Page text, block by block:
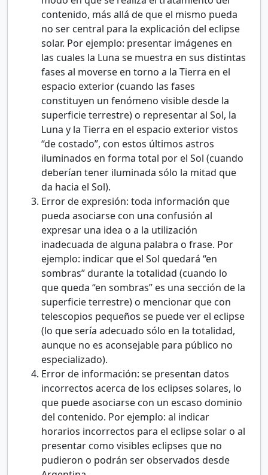
contenido, más allá de que el mismo pueda
no ser central para la explicación del eclipse
solar. Por ejemplo: presentar imágenes en
las cuales la Luna se muestra en sus distintas
fases al moverse en torno a la Tierra en el
espacio exterior (cuando las fases
constituyen un fenómeno visible desde la
superficie terrestre) o representar al Sol, la
Luna y la Tierra en el espacio exterior vistos
“de costado”, con estos últimos astros
iluminados en forma total por el Sol (cuando
deberían tener iluminada sólo la mitad que
da hacia el Sol).
Error de expresión: toda información que
pueda asociarse con una confusión al
expresar una idea o a la utilización
inadecuada de alguna palabra o frase. Por
ejemplo: indicar que el Sol quedará “en
sombras” durante la totalidad (cuando lo
que queda “en sombras” es una sección de la
superficie terrestre) o mencionar que con
telescopios pequeños se puede ver el eclipse
(lo que sería adecuado sólo en la totalidad,
aunque no es aconsejable para público no
especializado).
Error de información: se presentan datos
incorrectos acerca de los eclipses solares, lo
que puede asociarse con un escaso dominio
del contenido. Por ejemplo: al indicar
horarios incorrectos para el eclipse solar o al
presentar como visibles eclipses que no
pudieron o podrán ser observados desde